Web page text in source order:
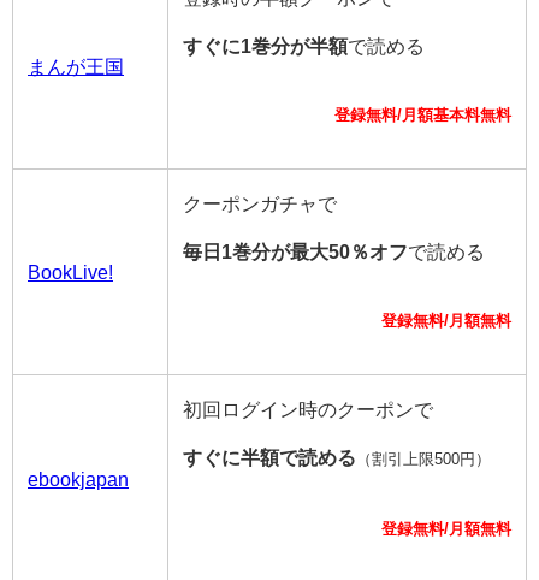
まんが王国
すぐに1巻分が半額で読める
登録無料/月額基本料無料
BookLive!
クーポンガチャで
毎日1巻分が最大50％オフで読める
登録無料/月額無料
ebookjapan
初回ログイン時のクーポンで
すぐに半額で読める （割引上限500円）
登録無料/月額無料